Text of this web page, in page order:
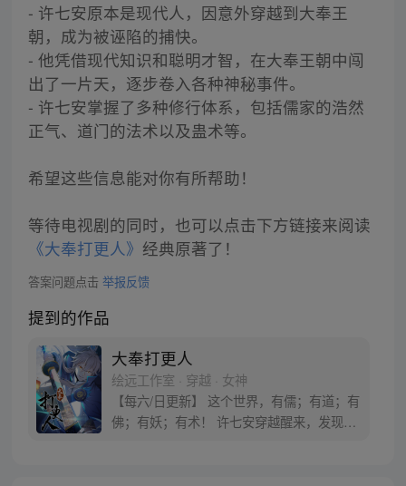
- 许七安原本是现代人，因意外穿越到大奉王
朝，成为被诬陷的捕快。
- 他凭借现代知识和聪明才智，在大奉王朝中闯
出了一片天，逐步卷入各种神秘事件。
- 许七安掌握了多种修行体系，包括儒家的浩然
正气、道门的法术以及蛊术等。
希望这些信息能对你有所帮助！
等待电视剧的同时，也可以点击下方链接来阅读
《大奉打更人》 经典原著了！
答案问题点击 举报反馈
提到的作品
大奉打更人
绘远工作室 · 穿越 · 女神
【每六/日更新】 这个世界，有儒；有道；有
佛；有妖；有术！ 许七安穿越醒来，发现自